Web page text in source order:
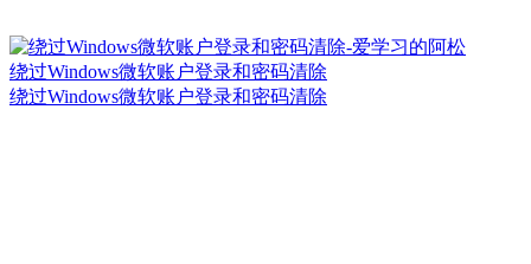
绕过Windows微软账户登录和密码清除
绕过Windows微软账户登录和密码清除